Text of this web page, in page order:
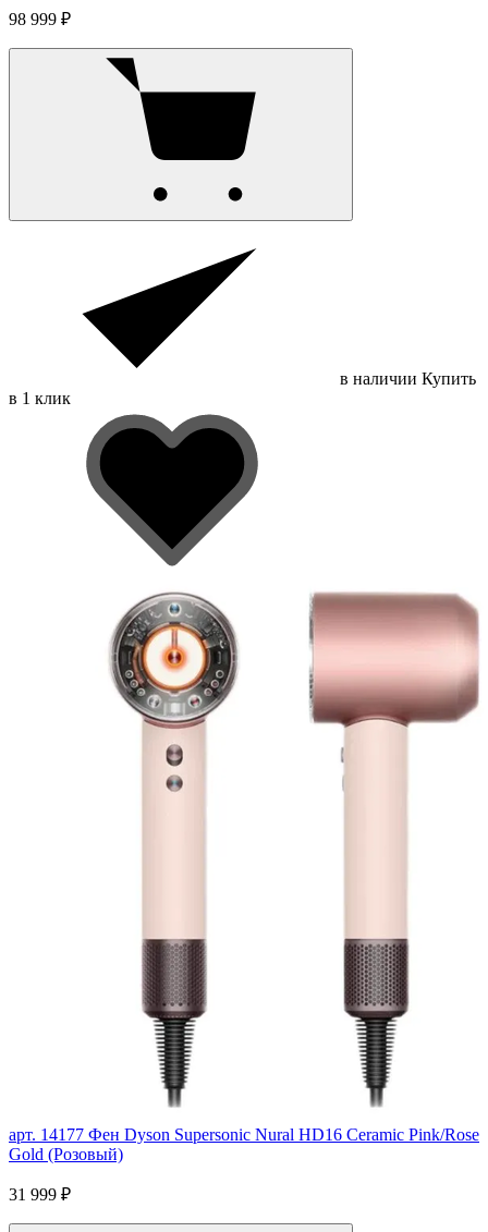
98 999 ₽
в наличии Купить
в 1 клик
арт. 14177 Фен Dyson Supersonic Nural HD16 Ceramic Pink/Rose
Gold (Розовый)
31 999 ₽